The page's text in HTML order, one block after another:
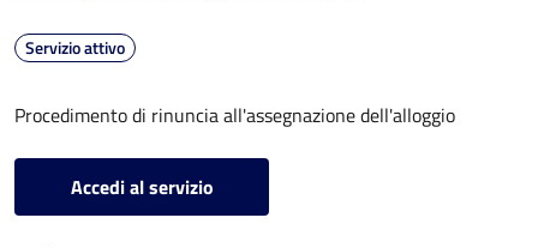
Servizio attivo
Procedimento di rinuncia all'assegnazione dell'alloggio
Accedi al servizio